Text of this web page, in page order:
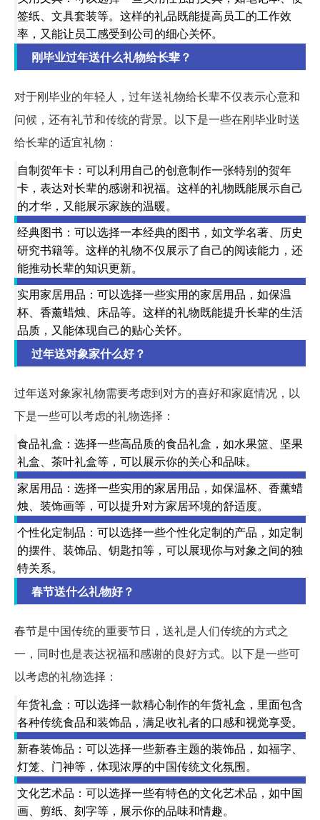
签纸、文具套装等。这样的礼品既能提高员工的工作效
率，又能让员工感受到公司的细心关怀。
刚毕业过年送什么礼物给长辈？
对于刚毕业的年轻人，过年送礼物给长辈不仅表示心意和
问候，还有礼节和传统的背景。以下是一些在刚毕业时送
给长辈的适宜礼物：
自制贺年卡：可以利用自己的创意制作一张特别的贺年
卡，表达对长辈的感谢和祝福。这样的礼物既能展示自己
的才华，又能展示家族的温暖。
经典图书：可以选择一本经典的图书，如文学名著、历史
研究书籍等。这样的礼物不仅展示了自己的阅读能力，还
能推动长辈的知识更新。
实用家居用品：可以选择一些实用的家居用品，如保温
杯、香薰蜡烛、床品等。这样的礼物既能提升长辈的生活
品质，又能体现自己的贴心关怀。
过年送对象家什么好？
过年送对象家礼物需要考虑到对方的喜好和家庭情况，以
下是一些可以考虑的礼物选择：
食品礼盒：选择一些高品质的食品礼盒，如水果篮、坚果
礼盒、茶叶礼盒等，可以展示你的关心和品味。
家居用品：选择一些实用的家居用品，如保温杯、香薰蜡
烛、装饰画等，可以提升对方家居环境的舒适度。
个性化定制品：可以选择一些个性化定制的产品，如定制
的摆件、装饰品、钥匙扣等，可以展现你与对象之间的独
特关系。
春节送什么礼物好？
春节是中国传统的重要节日，送礼是人们传统的方式之
一，同时也是表达祝福和感谢的良好方式。以下是一些可
以考虑的礼物选择：
年货礼盒：可以选择一款精心制作的年货礼盒，里面包含
各种传统食品和装饰品，满足收礼者的口感和视觉享受。
新春装饰品：可以选择一些新春主题的装饰品，如福字、
灯笼、门神等，体现浓厚的中国传统文化氛围。
文化艺术品：可以选择一些有特色的文化艺术品，如中国
画、剪纸、刻字等，展示你的品味和情趣。